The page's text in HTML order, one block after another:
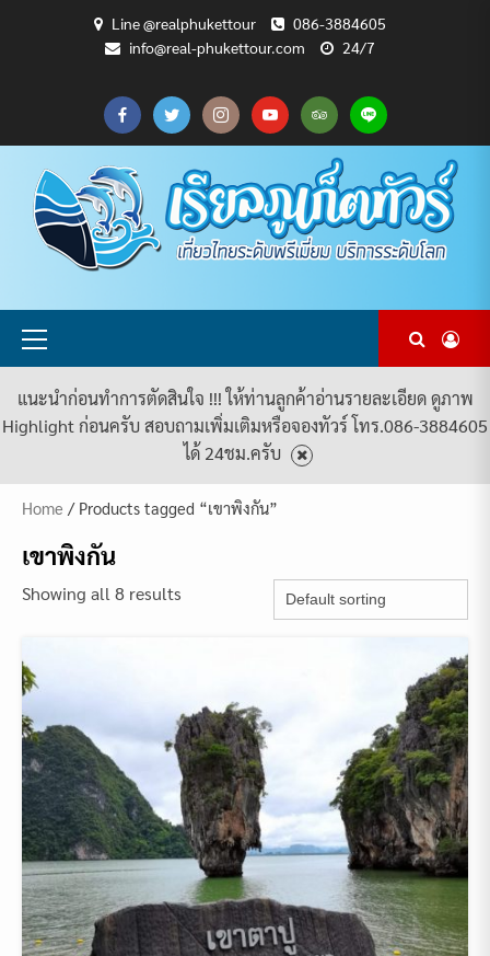
Line @realphukettour
086-3884605
info@real-phukettour.com
24/7
CART
CHECKOUT
MY
ACCOUNT
SAMPLE
PAGE
ทัวร์
ทั้งหมด
บทความ
ท่อง
เที่ยว
ยินดี
ต้อนรับ
สู่
PHUKET
TOUR
เกี่ยว
กับ
เรา
แพ็คเกจ
ทัวร์
ทั้งหมด
Primary
แนะนำก่อนทำการตัดสินใจ !!! ให้ท่านลูกค้าอ่านรายละเอียด ดูภาพ
Highlight ก่อนครับ สอบถามเพิ่มเติมหรือจองทัวร์ โทร.086-3884605
ได้ 24ชม.ครับ
Home / Products tagged “เขาพิงกัน”
เขาพิงกัน
Showing all 8 results